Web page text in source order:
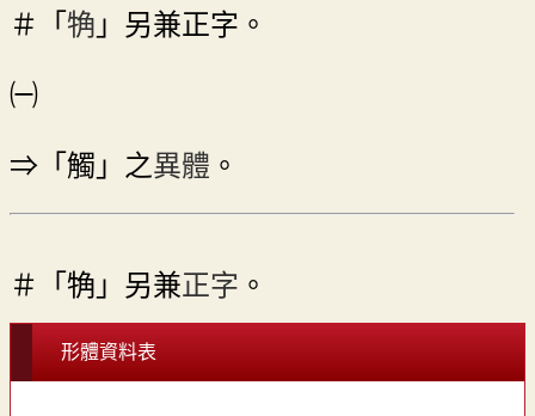
＃「 觕 」另兼正字。
㈠
⇒「觸」之異體 。
＃「觕」另兼正字 。
形體資料表